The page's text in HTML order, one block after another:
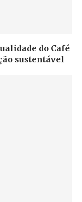
do Café
sustentável